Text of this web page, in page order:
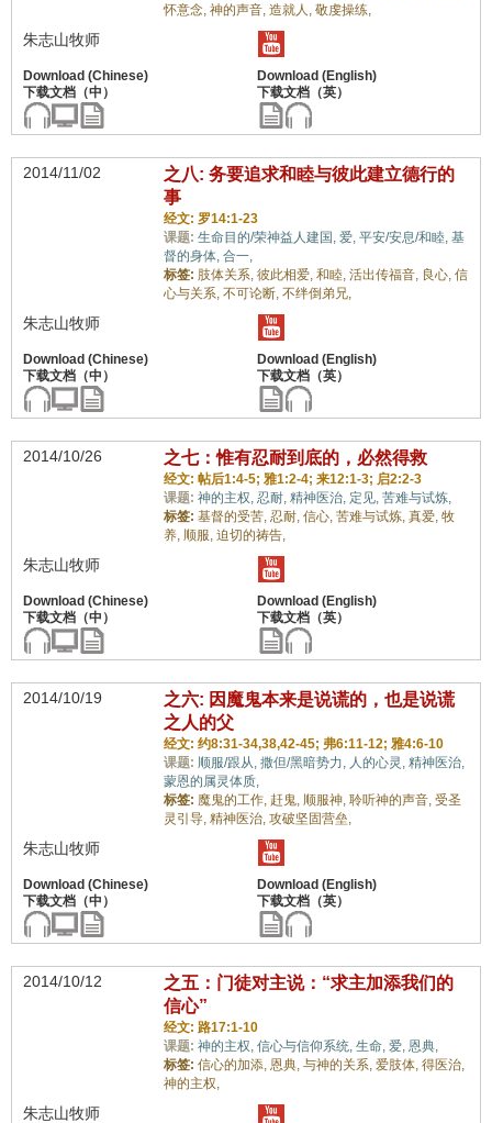
怀意念, 神的声音, 造就人, 敬虔操练,
朱志山牧师
2014/11/02
之八: 务要追求和睦与彼此建立德行的
事
经文: 罗14:1-23
课题: 生命目的/荣神益人建国, 爱, 平安/安息/和睦, 基
督的身体, 合一,
标签: 肢体关系, 彼此相爱, 和睦, 活出传福音, 良心, 信
心与关系, 不可论断, 不绊倒弟兄,
朱志山牧师
2014/10/26 之七：惟有忍耐到底的，必然得救
经文: 帖后1:4-5; 雅1:2-4; 来12:1-3; 启2:2-3
课题: 神的主权, 忍耐, 精神医治, 定见, 苦难与试炼,
标签: 基督的受苦, 忍耐, 信心, 苦难与试炼, 真爱, 牧
养, 顺服, 迫切的祷告,
朱志山牧师
2014/10/19
之六: 因魔鬼本来是说谎的，也是说谎
之人的父
经文: 约8:31-34,38,42-45; 弗6:11-12; 雅4:6-10
课题: 顺服/跟从, 撒但/黑暗势力, 人的心灵, 精神医治,
蒙恩的属灵体质,
标签: 魔鬼的工作, 赶鬼, 顺服神, 聆听神的声音, 受圣
灵引导, 精神医治, 攻破坚固营垒,
朱志山牧师
2014/10/12
之五：门徒对主说：“求主加添我们的
信心”
经文: 路17:1-10
课题: 神的主权, 信心与信仰系统, 生命, 爱, 恩典,
标签: 信心的加添, 恩典, 与神的关系, 爱肢体, 得医治,
神的主权,
朱志山牧师